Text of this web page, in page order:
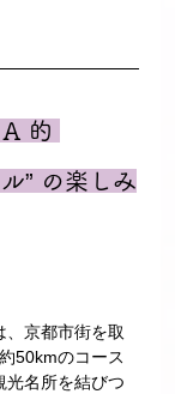
的
” の楽しみ
、京都市街を取
50kmのコース
光名所を結びつ